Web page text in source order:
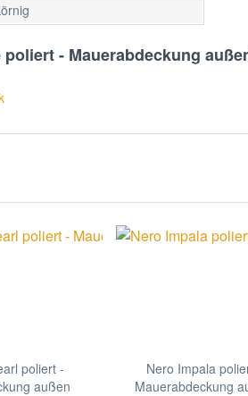
- Mauerabdeckung
poliert -
außen
Nero Impala
Mauerabdeckung